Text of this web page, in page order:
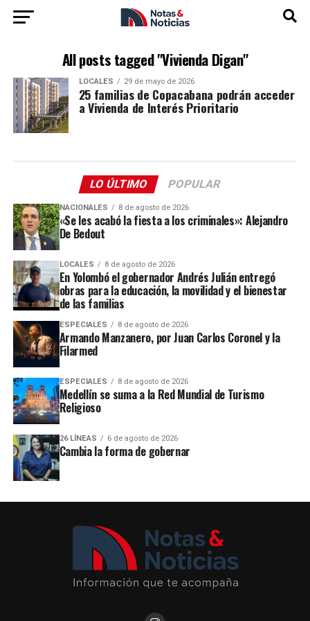
All posts tagged "Vivienda Digan"
LOCALES 29 de mayo de 2026
25 familias de Copacabana podrán acceder
a Vivienda de Interés Prioritario
LO ÚLTIMO POPULAR
NACIONALES 8 de agosto de 2026
«Se les acabó la fiesta a los criminales»: Alejandro
De Bedout
LOCALES 8 de agosto de 2026
En Yolombó el gobernador Andrés Julián entregó
obras para la educación, la movilidad y el bienestar
de las familias
ESPECIALES 8 de agosto de 2026
Armando Manzanero, por Juan Carlos Coronel y la
Filarmed
ESPECIALES 8 de agosto de 2026
Medellín se suma a la Red Mundial de Turismo
Religioso
26 LÍNEAS 6 de agosto de 2026
Cambia la forma de gobernar